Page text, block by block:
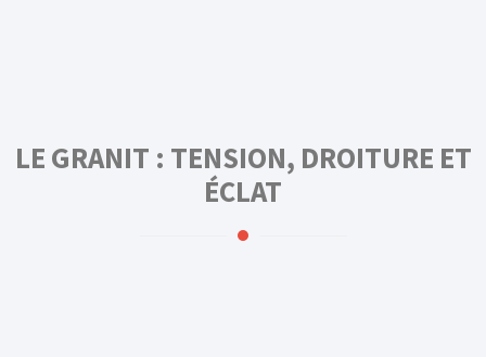
LE GRANIT : TENSION, DROITURE ET
ÉCLAT